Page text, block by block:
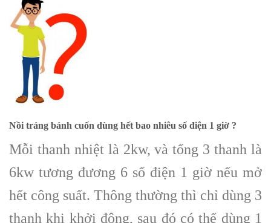
Nồi tráng bánh cuốn dùng hết bao nhiêu số điện 1 giờ ?
Mỗi thanh nhiệt là 2kw, và tổng 3 thanh là
6kw tương đương 6 số điện 1 giờ nếu mở
hết công suất. Thông thường thì chỉ dùng 3
thanh khi khởi động, sau đó có thể dùng 1